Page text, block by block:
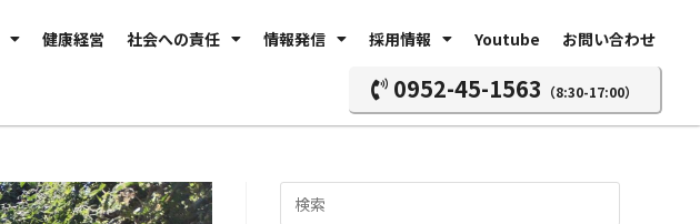
健康経営 社会への責任 情報発信 採用情報 Youtube お問い合わせ
0952-45-1563 （8:30-17:00）